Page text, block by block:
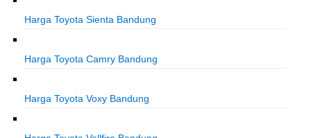
Harga Toyota Sienta Bandung
Harga Toyota Camry Bandung
Harga Toyota Voxy Bandung